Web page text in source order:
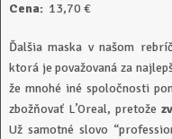
Cena:13,70 €
Ďalšia maska v našom
ktorá je považovaná za
že mnohé iné spoločnosti
zbožňovať L’Oreal, pretože
Už samotné slovo